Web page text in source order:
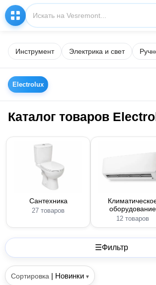
Инструмент Электрика и свет
Electrolux
Каталог товаров
Сантехника
27 товаров
оборудование
12 товаров
☰Фильтр
Сортировка | Новинки ▾